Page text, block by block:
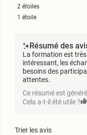
2 étoiles
1 étoile
Résumé des
La formation est
intéressant, les
besoins des
attentes.
Ce résumé est
Cela a-t-il été utile ?
Trier les avis